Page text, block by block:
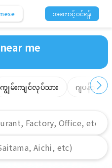
အကောင့်ဝင်ရန်
me
ကျွမ်းကျင်လုပ်သား ဂျပန်ဘာသ